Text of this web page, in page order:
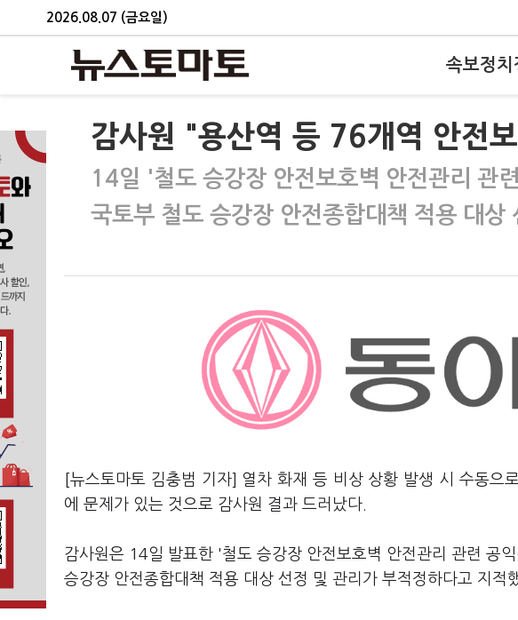
2026.08.07 (금요일)
속보정치
감사원 "용산역 등 76개역 안전
14일 '철도 승강장 안전보호벽 안전관리 관
국토부 철도 승강장 안전종합대책 적용 대상
[뉴스토마토 김충범 기자] 열차 화재 등 비상 상황 발생 시 수동으
에 문제가 있는 것으로 감사원 결과 드러났다.
감사원은 14일 발표한 '철도 승강장 안전보호벽 안전관리 관련 공
승강장 안전종합대책 적용 대상 선정 및 관리가 부적정하다고 지적